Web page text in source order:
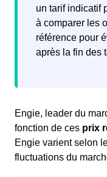
un tarif indicatif
à comparer les
référence pour
après la fin des
Engie, leader du
fonction de ces prix
Engie varient selon
fluctuations du